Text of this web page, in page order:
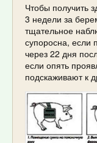
Чтобы получить
3 недели за
тщательное
супоросна, если
через 22 дня
если опять
подскаживают к